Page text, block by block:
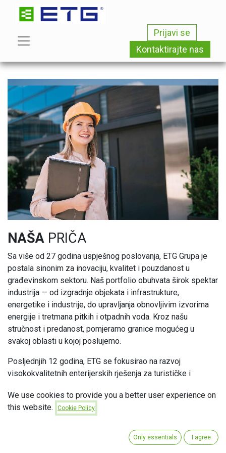
Prijavi se
Kontaktirajte nas
NAŠA PRIČA
Sa više od 27 godina uspješnog poslovanja, ETG Grupa je
postala sinonim za inovaciju, kvalitet i pouzdanost u
građevinskom sektoru. Naš portfolio obuhvata širok spektar
industrija — od izgradnje objekata i infrastrukture,
energetike i industrije, do upravljanja obnovljivim izvorima
energije i tretmana pitkih i otpadnih voda. Kroz našu
stručnost i predanost, pomjeramo granice mogućeg u
svakoj oblasti u kojoj poslujemo.
Posljednjih 12 godina, ETG se fokusirao na razvoj
visokokvalitetnih enterijerskih rješenja za turističke i
koji kombinuju funkcionalnost, estetiku i održivost. Naša
misija je da svaki projekat koji realizujemo postane primjer
čime unapređujemo kvalitet života i poslovanja naših
We use cookies to provide you a better user experience on
this website.
Cookie Policy
Only essentials I agree